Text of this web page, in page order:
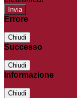
Errore
Chiudi
Successo
Chiudi
Informazione
Chiudi